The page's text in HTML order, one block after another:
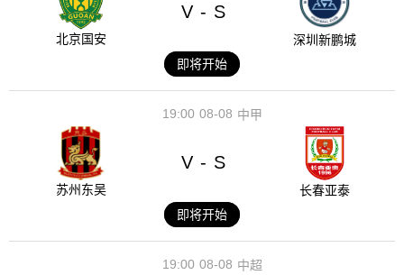
北京国安
V - S
深圳新鹏城
即将开始
08-08
19:00 中甲
苏州东吴
V - S
长春亚泰
即将开始
08-08
19:00 中超